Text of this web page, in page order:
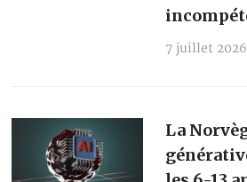
7 juillet 2026
La